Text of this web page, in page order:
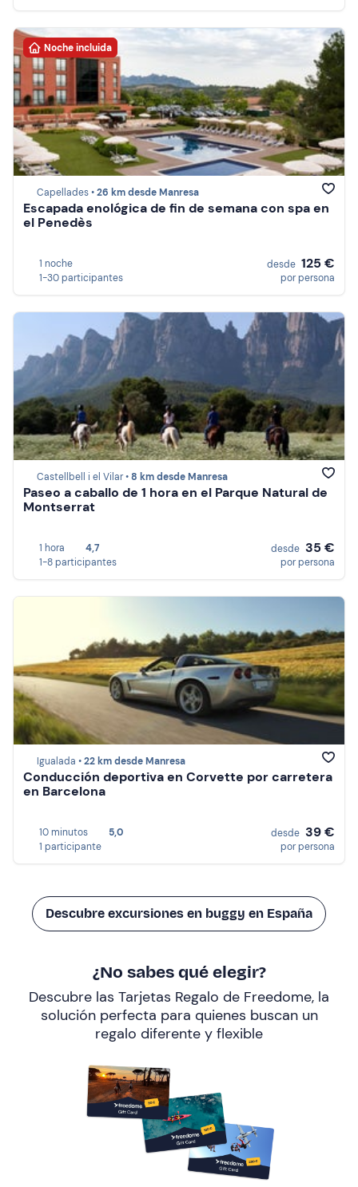
Noche incluida
Capellades •26 km desde Manresa
Escapada enológica de fin de semana con spa en
el Penedès
1 noche
1-30 participantes
desde 125 €
por persona
Castellbell i el Vilar •8 km desde Manresa
Paseo a caballo de 1 hora en el Parque Natural de
Montserrat
1 hora
4,7
1-8 participantes
desde 35 €
por persona
Igualada •22 km desde Manresa
Conducción deportiva en Corvette por carretera
en Barcelona
10 minutos
5,0
1 participante
desde 39 €
por persona
Descubre excursiones en buggy en España
¿No sabes qué elegir?
Descubre las Tarjetas Regalo de Freedome, la
solución perfecta para quienes buscan un
regalo diferente y flexible